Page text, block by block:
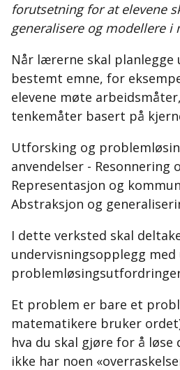
forutsetning for at elevene
generalisere og modellere i
Når lærerne skal planlegge
bestemt emne, for
elevene møte
tenkemåter basert på
Utforsking og
anvendelser - Resonnering
Representasjon og
Abstraksjon og
I dette verksted skal
undervisningsopplegg
Et problem er bare et
matematikere bruker
hva du skal gjøre for å
ikke har noen